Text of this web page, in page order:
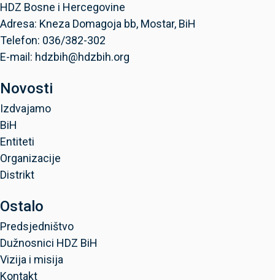
HDZ Bosne i Hercegovine
Adresa: Kneza Domagoja bb, Mostar, BiH
Telefon: 036/382-302
E-mail: hdzbih@hdzbih.org
Novosti
Izdvajamo
BiH
Entiteti
Organizacije
Distrikt
Ostalo
Predsjedništvo
Dužnosnici HDZ BiH
Vizija i misija
Kontakt